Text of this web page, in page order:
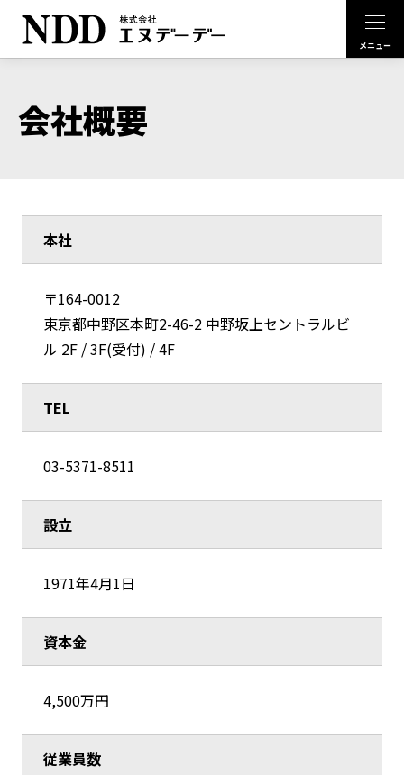
会社概要
本社
〒164-0012
東京都中野区本町2-46-2 中野坂上セントラルビ
ル 2F / 3F(受付) / 4F
TEL
03-5371-8511
設立
1971年4月1日
資本金
4,500万円
従業員数